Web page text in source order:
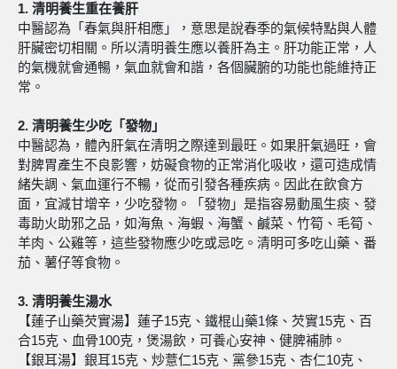
1. 清明養生重在養肝
中醫認為「春氣與肝相應」，意思是說春季的氣候特點與人體
肝臟密切相關。所以清明養生應以養肝為主。肝功能正常，人
的氣機就會通暢，氣血就會和諧，各個臟腑的功能也能維持正
常。
2. 清明養生少吃「發物」
中醫認為，體內肝氣在清明之際達到最旺。如果肝氣過旺，會
對脾胃產生不良影響，妨礙食物的正常消化吸收，還可造成情
緒失調、氣血運行不暢，從而引發各種疾病。因此在飲食方
面，宜減甘增辛，少吃發物。「發物」是指容易動風生痰、發
毒助火助邪之品，如海魚、海蝦、海蟹、鹹菜、竹筍、毛筍、
羊肉、公雞等，這些發物應少吃或忌吃。清明可多吃山藥、番
茄、薯仔等食物。
3. 清明養生湯水
【蓮子山藥芡實湯】蓮子15克、鐵棍山藥1條、芡實15克、百
合15克、血骨100克，煲湯飲，可養心安神、健脾補肺。
【銀耳湯】銀耳15克、炒薏仁15克、黨參15克、杏仁10克、